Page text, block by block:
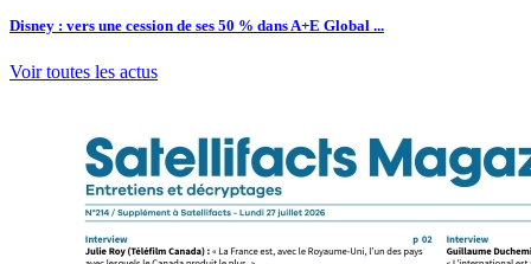
Disney : vers une cession de ses 50 % dans A+E Global ...
Voir toutes les actus